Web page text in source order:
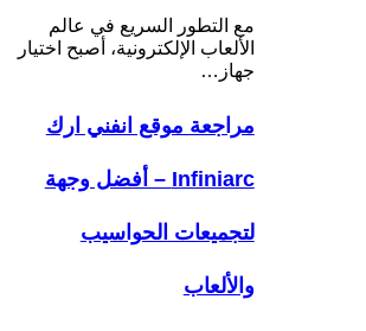
مع التطور السريع في عالم
الألعاب الإلكترونية، أصبح اختيار
جهاز…
مراجعة موقع انفني ارك
Infiniarc – أفضل وجهة
لتجميعات الحواسيب
والألعاب